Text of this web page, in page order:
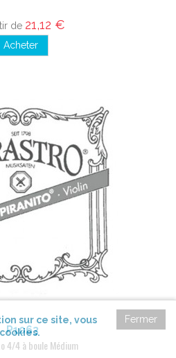
de 21,12 €
Acheter
P1063
4/4 à boule Médium
Fermer
sur ce site, vous